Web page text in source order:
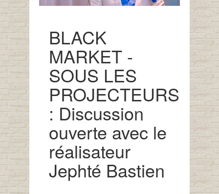
BLACK
MARKET -
SOUS LES
PROJECTEURS
: Discussion
ouverte avec le
réalisateur
Jephté Bastien